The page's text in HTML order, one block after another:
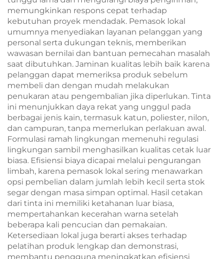
memungkinkan respons cepat terhadap
kebutuhan proyek mendadak. Pemasok lokal
umumnya menyediakan layanan pelanggan yang
personal serta dukungan teknis, memberikan
wawasan bernilai dan bantuan pemecahan masalah
saat dibutuhkan. Jaminan kualitas lebih baik karena
pelanggan dapat memeriksa produk sebelum
membeli dan dengan mudah melakukan
penukaran atau pengembalian jika diperlukan. Tinta
ini menunjukkan daya rekat yang unggul pada
berbagai jenis kain, termasuk katun, poliester, nilon,
dan campuran, tanpa memerlukan perlakuan awal.
Formulasi ramah lingkungan memenuhi regulasi
lingkungan sambil menghasilkan kualitas cetak luar
biasa. Efisiensi biaya dicapai melalui pengurangan
limbah, karena pemasok lokal sering menawarkan
opsi pembelian dalam jumlah lebih kecil serta stok
segar dengan masa simpan optimal. Hasil cetakan
dari tinta ini memiliki ketahanan luar biasa,
mempertahankan kecerahan warna setelah
beberapa kali pencucian dan pemakaian.
Ketersediaan lokal juga berarti akses terhadap
pelatihan produk lengkap dan demonstrasi,
membantu pengguna meningkatkan efisiensi